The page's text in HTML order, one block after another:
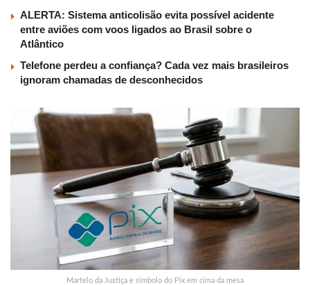
ALERTA: Sistema anticolisão evita possível acidente
entre aviões com voos ligados ao Brasil sobre o
Atlântico
Telefone perdeu a confiança? Cada vez mais brasileiros
ignoram chamadas de desconhecidos
Martelo da Justiça e símbolo do Pix em cima da mesa